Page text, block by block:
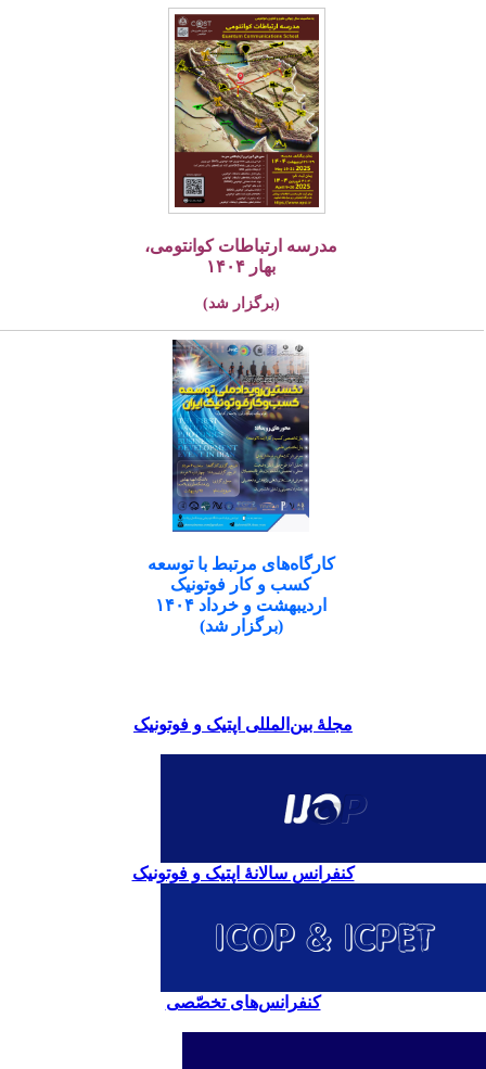
مدرسه ارتباطات کوانتومی،
بهار ۱۴۰۴
(برگزار شد)
کارگاه‌های مرتبط با توسعه
کسب و کار فوتونیک
اردیبهشت و خرداد ۱۴۰۴
(برگزار شد)
مجلۀ بین‌المللی اپتیک و فوتونیک
کنفرانس سالانۀ اپتیک و فوتونیک
کنفرانس‌های تخصّصی